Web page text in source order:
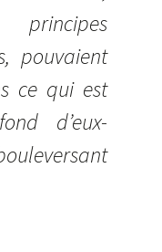
pouvaient
ce qui est
d’eux-